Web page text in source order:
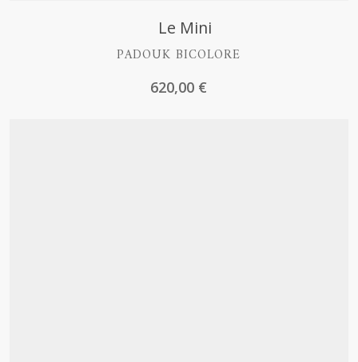
Le Mini
PADOUK BICOLORE
620,00 €